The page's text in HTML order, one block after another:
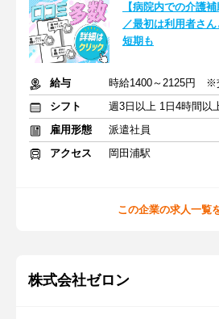
【病院内での介護
／最初は利用者さ
短期も
給与
時給1400～2125円 ※
シフト
雇用形態
派遣社員
アクセス
岡田浦駅
この企業の求人一覧
株式会社ゼロン